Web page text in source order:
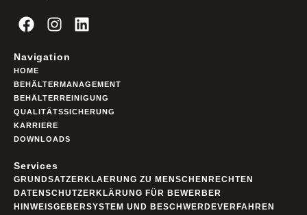
Navigation
HOME
BEHÄLTERMANAGEMENT
BEHÄLTERREINIGUNG
QUALITÄTSSICHERUNG
KARRIERE
DOWNLOADS
Services
GRUNDSATZERKLAERUNG ZU MENSCHENRECHTEN
DATENSCHUTZERKLÄRUNG FÜR BEWERBER
HINWEISGEBERSYSTEM UND BESCHWERDEVERFAHREN